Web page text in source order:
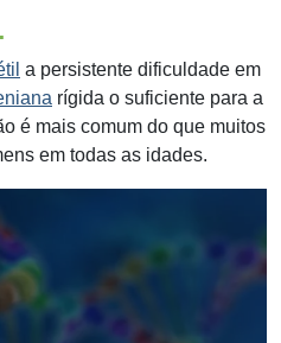
a persistente dificuldade em
rígida o suficiente para a
é mais comum do que muitos
em todas as idades.